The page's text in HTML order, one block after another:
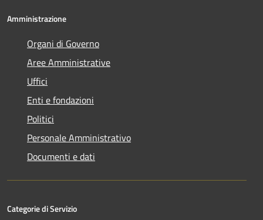
Amministrazione
Organi di Governo
Aree Amministrative
Uffici
Enti e fondazioni
Politici
Personale Amministrativo
Documenti e dati
Categorie di Servizio